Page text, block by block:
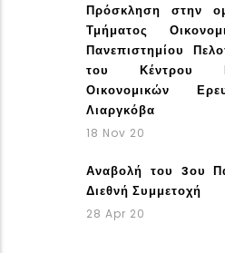
Πρόσκληση στην
Τμήματος
Πανεπιστημίου
του Κέντρου
Οικονομικών
Λιαργκόβα
18 Nov 20
Αναβολή του 3ου
Διεθνή Συμμετοχή
28 Apr 20